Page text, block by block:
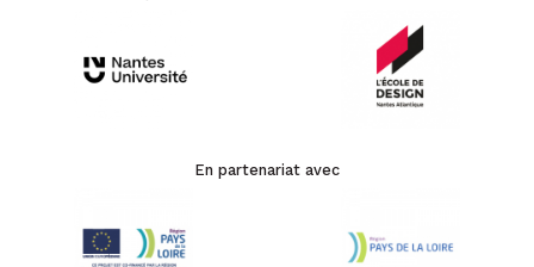
En partenariat avec